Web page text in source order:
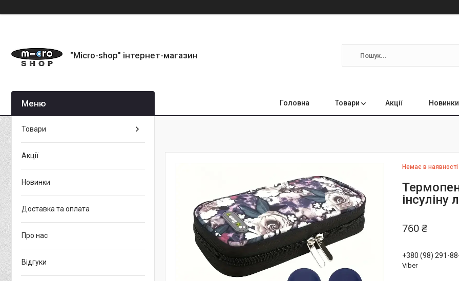
"Micro-shop" інтернет-магазин
Головна Товари Акції Новинки
Немає в наявності
інсуліну
760 ₴
+380 (98) 291-
Viber
Товари
Акції
Новинки
Доставка та оплата
Про нас
Відгуки